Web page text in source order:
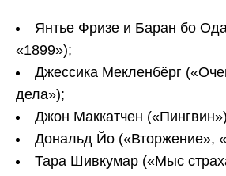
Янтье Фризе и Баран бо
«1899»);
Джессика Мекленбёрг
дела»);
Джон Маккатчен
Дональд Йо («Вторжение»,
Тара Шивкумар («Мыс